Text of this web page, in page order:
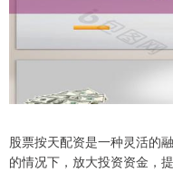
股票按天配资是一种灵活的
的情况下，放大投资资金，